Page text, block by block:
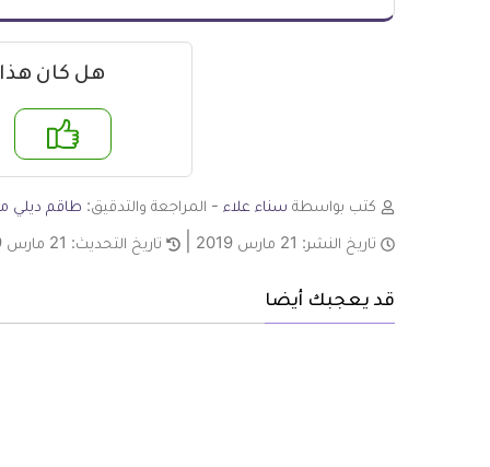
هل كان
لا
كتب بواسطة سناء علاء - المراجعة والتدقيق: طاقم ديلي
تاريخ النشر: 21 مارس 2019 تاريخ التحديث: 21 مارس 2019
قد يعجبك أيضا